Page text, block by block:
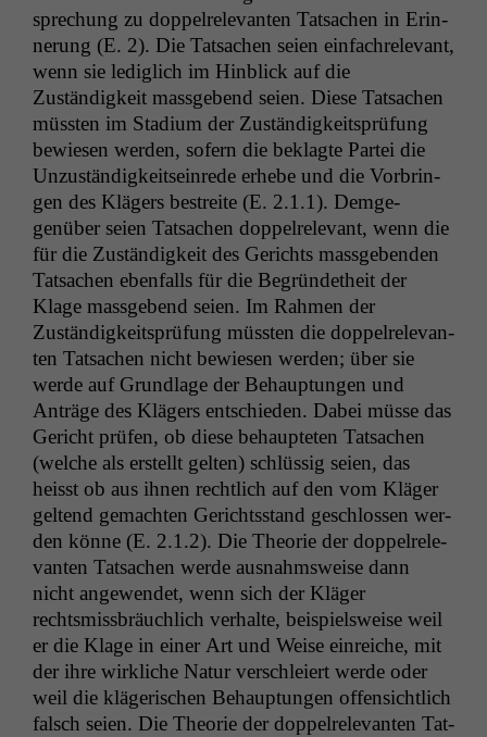
sprechung zu dop­pel­rel­e­van­ten Tat­sachen in Erin­
nerung (E. 2). Die Tat­sachen seien ein­fachrel­e­vant,
wenn sie lediglich im Hin­blick auf die
Zuständigkeit mass­gebend seien. Diese Tat­sachen
müssten im Sta­di­um der Zuständigkeit­sprü­fung
bewiesen wer­den, sofern die beklagte Partei die
Unzuständigkeit­seinrede erhebe und die Vor­brin­
gen des Klägers bestre­ite (E. 2.1.1). Demge­
genüber seien Tat­sachen dop­pel­rel­e­vant, wenn die
für die Zuständigkeit des Gerichts mass­geben­den
Tat­sachen eben­falls für die Begrün­de­theit der
Klage mass­gebend seien. Im Rah­men der
Zuständigkeit­sprü­fung müssten die dop­pel­rel­e­van­
ten Tat­sachen nicht bewiesen wer­den; über sie
werde auf Grund­lage der Behaup­tun­gen und
Anträge des Klägers entsch­ieden. Dabei müsse das
Gericht prüfen, ob diese behaupteten Tat­sachen
(welche als erstellt gel­ten) schlüs­sig seien, das
heisst ob aus ihnen rechtlich auf den vom Kläger
gel­tend gemacht­en Gerichts­stand geschlossen wer­
den könne (E. 2.1.2). Die The­o­rie der dop­pel­rel­e­
van­ten Tat­sachen werde aus­nahm­sweise dann
nicht angewen­det, wenn sich der Kläger
rechtsmiss­bräuch­lich ver­halte, beispiel­sweise weil
er die Klage in ein­er Art und Weise ein­re­iche, mit
der ihre wirk­liche Natur ver­schleiert werde oder
weil die klägerischen Behaup­tun­gen offen­sichtlich
falsch seien. Die The­o­rie der dop­pel­rel­e­van­ten Tat­